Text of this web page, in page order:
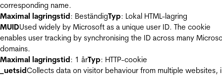
corresponding name.
Maximal lagringstid: BeständigTyp: Lokal HTML-lagring
MUIDUsed widely by Microsoft as a unique user ID. The cookie
enables user tracking by synchronising the ID across many
domains.
Maximal lagringstid: 1 årTyp: HTTP-cookie
_uetsidCollects data on visitor behaviour from multiple websites,